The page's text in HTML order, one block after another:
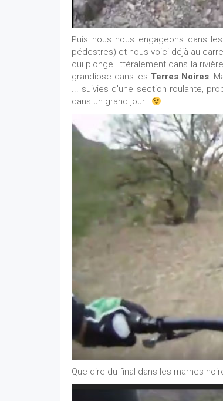
Puis nous nous engageons dans
pédestres) et nous voici déjà au
qui plonge littéralement dans la
grandiose dans les Terres Noires.
... suivies d'une section roulante,
dans un grand jour !
Que dire du final dans les marnes